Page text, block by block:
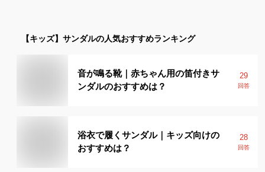
【キッズ】 サンダルの人気おすすめランキング
音が鳴る靴｜赤ちゃん用の笛付きサ
ンダルのおすすめは？
29
回答
浴衣で履くサンダル｜キッズ向けの
おすすめは？
28
回答